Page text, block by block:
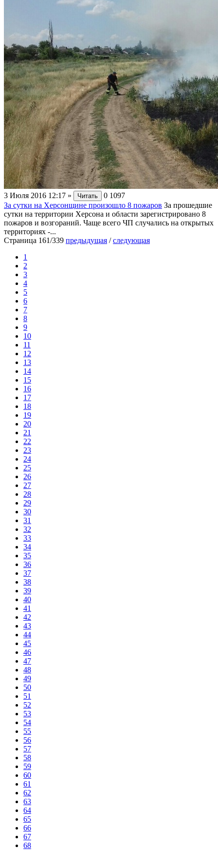
3 Июля 2016 12:17 » Читать 0 1097
За сутки на Херсонщине произошло 8 пожаров За прошедшие
сутки на территории Херсона и области зарегистрировано 8
пожаров и возгораний. Чаще всего ЧП случались на открытых
территориях -...
Страница 161/339 предыдущая /следующая
1
2
3
4
5
6
7
8
9
10
11
12
13
14
15
16
17
18
19
20
21
22
23
24
25
26
27
28
29
30
31
32
33
34
35
36
37
38
39
40
41
42
43
44
45
46
47
48
49
50
51
52
53
54
55
56
57
58
59
60
61
62
63
64
65
66
67
68